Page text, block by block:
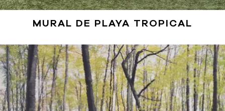
MURAL DE PLAYA TROPICAL